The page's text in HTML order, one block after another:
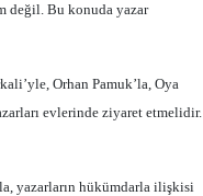
değil. Bu konuda yazar
Orhan Pamuk’la, Oya
evlerinde ziyaret etmelidir.
yazarların hükümdarla ilişkisi